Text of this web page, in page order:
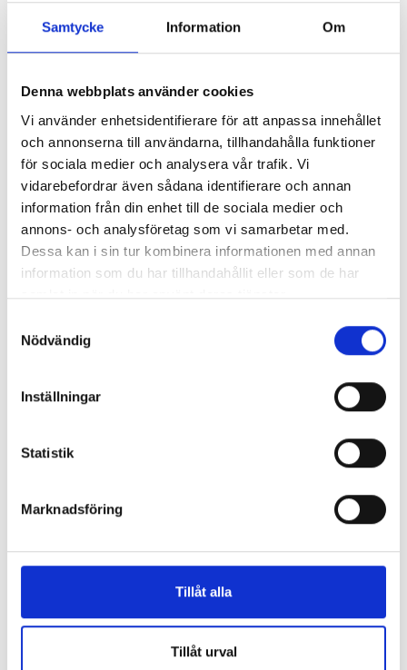
Samtycke Information Om
Denna webbplats använder cookies
Vi använder enhetsidentifierare för att anpassa innehållet
och annonserna till användarna, tillhandahålla funktioner
för sociala medier och analysera vår trafik. Vi
vidarebefordrar även sådana identifierare och annan
information från din enhet till de sociala medier och
annons- och analysföretag som vi samarbetar med.
Dessa kan i sin tur kombinera informationen med annan
information som du har tillhandahållit eller som de har
samlat in när du har använt deras tjänster.
Nödvändig
Inställningar
Statistik
Marknadsföring
Tillåt alla
Tillåt urval
Lönerna – redaktion för redaktion
Så mycket tjänar vi – och våra chefer
Så mycket tjänar mediecheferna
Så mycket tjänar 260 mediechefer